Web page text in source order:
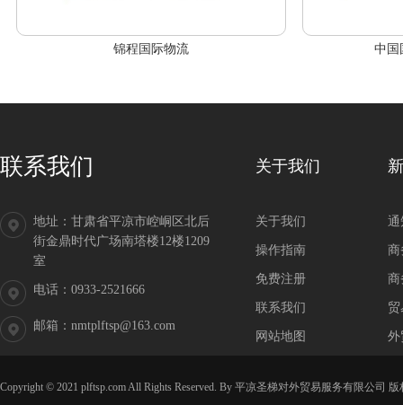
锦程国际物流 中国
联系我们
地址：甘肃省平凉市崆峒区北后
街金鼎时代广场南塔楼12楼1209
室
电话：0933-2521666
邮箱：nmtplftsp@163.com
关于我们
关于我们
操作指南
免费注册
联系我们
网站地图
通
商
商
外
Copyright © 2021 plftsp.comAll Rights Reserved. By 平凉圣梯对外贸易服务有限公司 版